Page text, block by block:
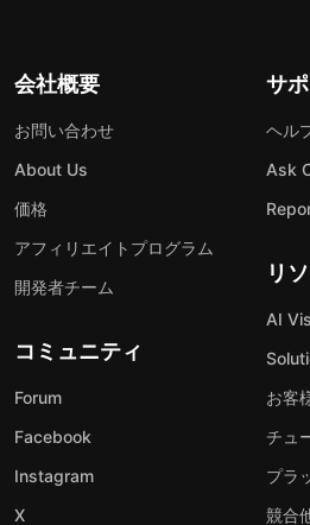
会社概要
お問い合わせ
About Us
価格
アフィリエイトプログラム
開発者チーム
コミュニティ
Forum
Facebook
Instagram
X
サ
ヘル
Ask
リ
AI
お客
チュ
プラ
競合